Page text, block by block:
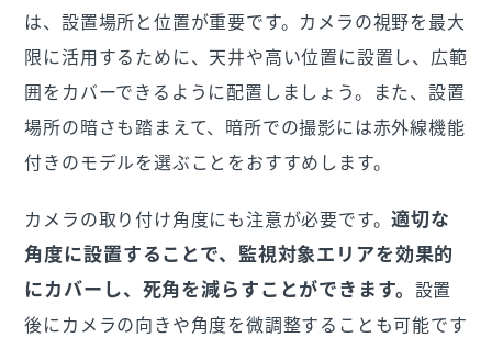
は、設置場所と位置が重要です。カメラの視野を最大
限に活用するために、天井や高い位置に設置し、広範
囲をカバーできるように配置しましょう。また、設置
場所の暗さも踏まえて、暗所での撮影には赤外線機能
付きのモデルを選ぶことをおすすめします。
カメラの取り付け角度にも注意が必要です。適切な
角度に設置することで、監視対象エリアを効果的
にカバーし、死角を減らすことができます。 設置
後にカメラの向きや角度を微調整することも可能です